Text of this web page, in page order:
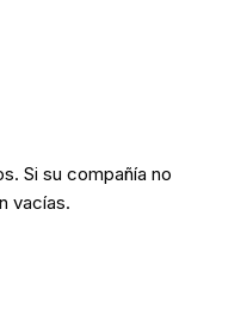
Si su compañía no
vacías.